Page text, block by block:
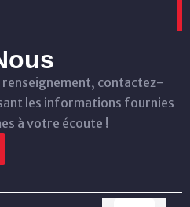
contactez-
les informations fournies
à votre écoute !